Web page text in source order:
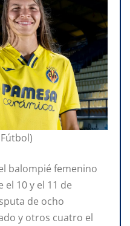
balompié femenino
10 y el 11 de
de ocho
y otros cuatro el